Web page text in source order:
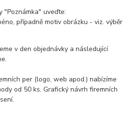
"Poznámka" uveďte:
případně motiv obrázku - viz. výběr
v den objednávky a následující
per (logo, web apod.) nabízíme
od 50 ks. Grafický návrh firemních